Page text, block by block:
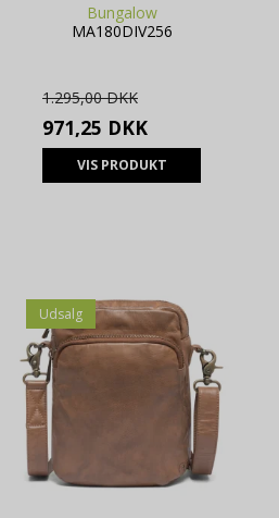
Bungalow
MA180DIV256
1.295,00 DKK
971,25 DKK
VIS PRODUKT
Udsalg